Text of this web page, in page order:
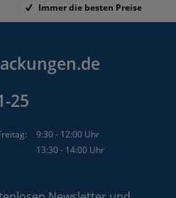
Immer die besten Preise
25
9:30 - 12:00 Uhr
13:30 - 14:00 Uhr